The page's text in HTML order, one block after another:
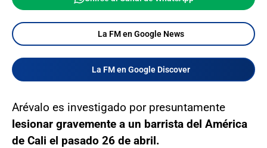
La FM en Google News
La FM en Google Discover
Arévalo es investigado por presuntamente
lesionar gravemente a un barrista del América
de Cali el pasado 26 de abril.